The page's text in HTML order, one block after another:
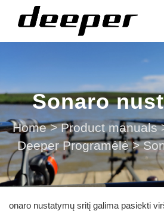
Sonaro
Home > Product manuals
Deeper Programėlė >
onaro nustatymų sritį galima pasiekti